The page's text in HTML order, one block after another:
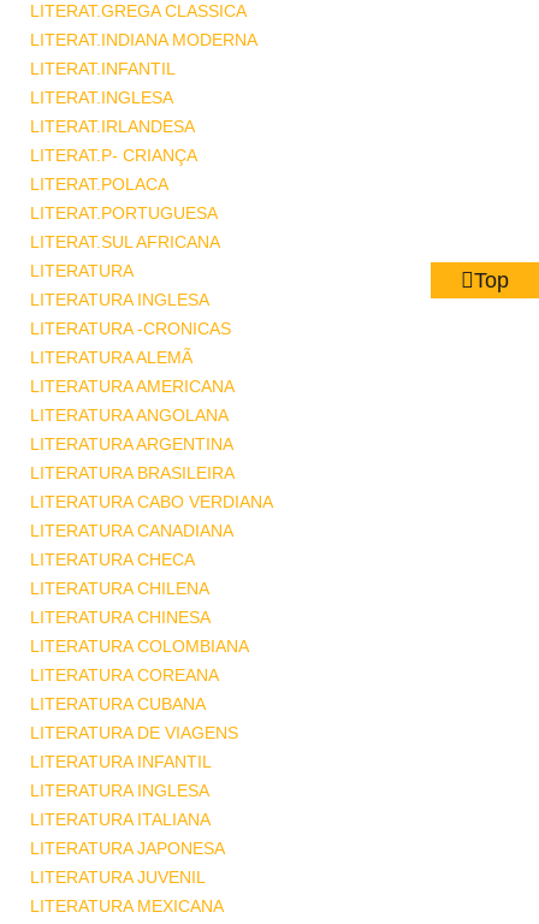
LITERAT.GREGA CLASSICA
LITERAT.INDIANA MODERNA
LITERAT.INFANTIL
LITERAT.INGLESA
LITERAT.IRLANDESA
LITERAT.P- CRIANÇA
LITERAT.POLACA
LITERAT.PORTUGUESA
LITERAT.SUL AFRICANA
LITERATURA
LITERATURA INGLESA
LITERATURA -CRONICAS
LITERATURA ALEMÃ
LITERATURA AMERICANA
LITERATURA ANGOLANA
LITERATURA ARGENTINA
LITERATURA BRASILEIRA
LITERATURA CABO VERDIANA
LITERATURA CANADIANA
LITERATURA CHECA
LITERATURA CHILENA
LITERATURA CHINESA
LITERATURA COLOMBIANA
LITERATURA COREANA
LITERATURA CUBANA
LITERATURA DE VIAGENS
LITERATURA INFANTIL
LITERATURA INGLESA
LITERATURA ITALIANA
LITERATURA JAPONESA
LITERATURA JUVENIL
LITERATURA MEXICANA
Top